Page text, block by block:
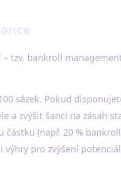
tzv. bankroll
sázek. Pokud
a zvýšit šanci na zásah
(např. 20 %
výhry pro zvýšení